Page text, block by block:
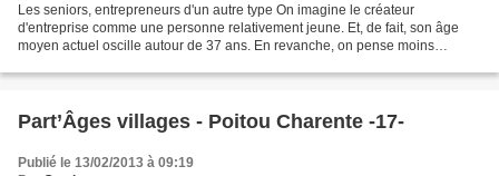
Les seniors, entrepreneurs d'un autre type On imagine le créateur
d'entreprise comme une personne relativement jeune. Et, de fait, son âge
moyen actuel oscille autour de 37 ans. En revanche, on pense moins
Part’Âges villages - Poitou Charente -17-
Publié le 13/02/2013 à 09:19